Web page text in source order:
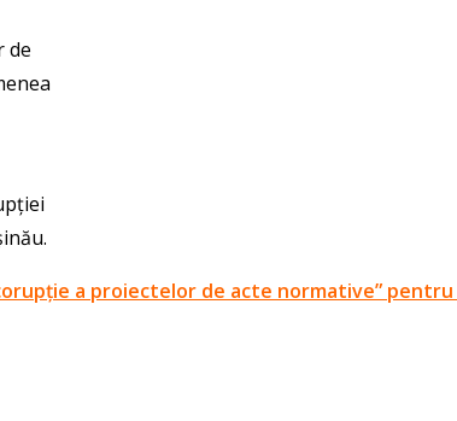
de
a proiectelor de acte normative”